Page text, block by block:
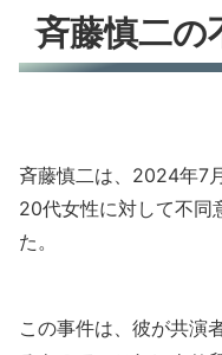
斉藤慎二の
斉藤慎二は、2024年7
20代女性に対して不同
た。
この事件は、彼が共演